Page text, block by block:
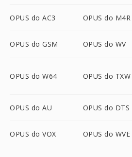
OPUS do AC3 OPUS do M4R
OPUS do GSM OPUS do WV
OPUS do W64 OPUS do TXW
OPUS do AU OPUS do DTS
OPUS do VOX OPUS do WVE